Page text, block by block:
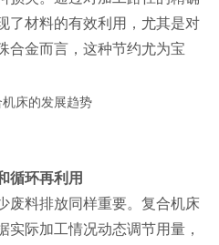
了材料的有效利用，尤其是对
合金而言，这种节约尤为宝
循环再利用
料排放同样重要。复合机床
实际加工情况动态调节用量，